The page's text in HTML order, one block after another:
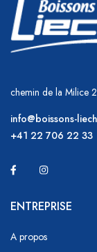
chemin de la Milice
info@boissons-
+41 22 706 22 33
ENTREPRISE
A propos